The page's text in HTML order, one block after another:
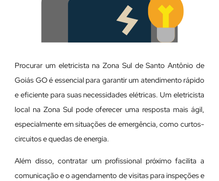
Procurar um eletricista na Zona Sul de Santo Antônio de
Goiás GO é essencial para garantir um atendimento rápido
e eficiente para suas necessidades elétricas. Um eletricista
local na Zona Sul pode oferecer uma resposta mais ágil,
especialmente em situações de emergência, como curtos-
circuitos e quedas de energia.
Além disso, contratar um profissional próximo facilita a
comunicação e o agendamento de visitas para inspeções e